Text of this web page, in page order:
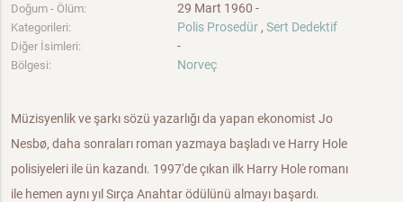
Doğum - Ölüm: 29 Mart 1960 -
Kategorileri: Polis Prosedür ,Sert Dedektif
Diğer İsimleri: -
Bölgesi: Norveç
Müzisyenlik ve şarkı sözü yazarlığı da yapan ekonomist Jo
Nesbø, daha sonraları roman yazmaya başladı ve Harry Hole
polisiyeleri ile ün kazandı. 1997'de çıkan ilk Harry Hole romanı
ile hemen aynı yıl Sırça Anahtar ödülünü almayı başardı.